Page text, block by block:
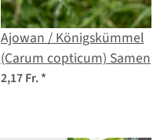
Ajowan / Königskümmel
(Carum copticum) Samen
2,17 Fr.*